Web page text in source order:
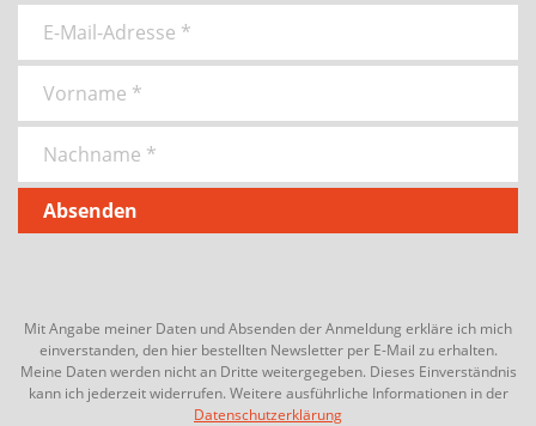
Mit Angabe meiner Daten und Absenden der Anmeldung erkläre ich mich
einverstanden, den hier bestellten Newsletter per E-Mail zu erhalten.
Meine Daten werden nicht an Dritte weitergegeben. Dieses Einverständnis
kann ich jederzeit widerrufen. Weitere ausführliche Informationen in der
Datenschutzerklärung